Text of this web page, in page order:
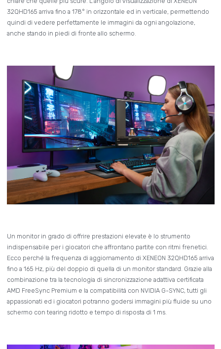
32QHD165 arriva fino a 178° in orizzontale ed in verticale, permettendo
quindi di vedere perfettamente le immagini da ogni angolazione,
anche stando in piedi di fronte allo schermo.
Un monitor in grado di offrire prestazioni elevate è lo strumento
indispensabile per i giocatori che affrontano partite con ritmi frenetici.
Ecco perché la frequenza di aggiornamento di XENEON 32QHD165 arriva
fino a 165 Hz, più del doppio di quella di un monitor standard. Grazie alla
combinazione tra la tecnologia di sincronizzazione adattiva certificata
AMD FreeSync Premium e la compatibilità con NVIDIA G-SYNC, tutti gli
appassionati ed i giocatori potranno godersi immagini più fluide su uno
schermo con tearing ridotto e tempo di risposta di 1 ms.